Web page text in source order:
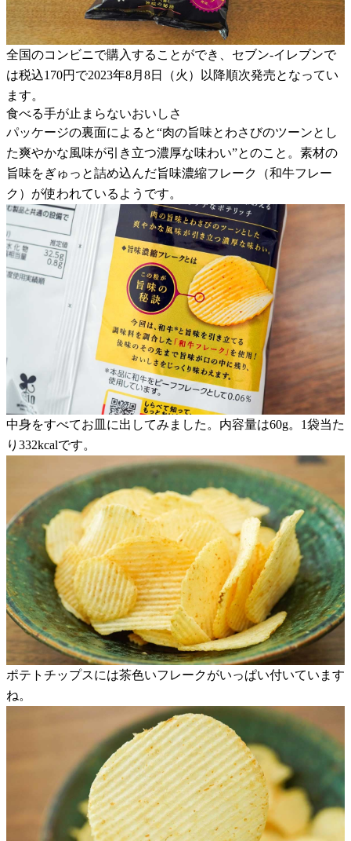
全国のコンビニで購入することができ、セブン-イレブンで
は税込170円で2023年8月8日（火）以降順次発売となってい
ます。
食べる手が止まらないおいしさ
パッケージの裏面によると“肉の旨味とわさびのツーンとし
た爽やかな風味が引き立つ濃厚な味わい”とのこと。素材の
旨味をぎゅっと詰め込んだ旨味濃縮フレーク（和牛フレー
ク）が使われているようです。
中身をすべてお皿に出してみました。内容量は60g。1袋当た
り332kcalです。
ポテトチップスには茶色いフレークがいっぱい付いています
ね。